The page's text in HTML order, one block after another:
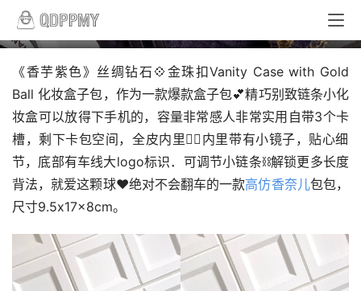
化妆盒子包
《香芋紫色》丝绸钻石💠金珠扣Vanity Case with Gold
Ball 化妆盒子包，作为一款爆款盒子包💕精巧别致链条小化
妆盒可以放得下手机的，容量非常感人非常实用自带3个卡
槽，剩下卡包空间，全皮内里👍🏻内里带有小镜子，贴心细
节，底部有车线大logo标识．可调节小链条⛓️解锁更多长度
背法，就爱这颗球❤️绝对不会翻车的一款高仿香奈儿包包，
尺寸9.5x17x8cm。